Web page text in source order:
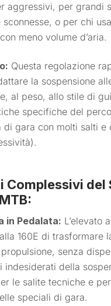
aggressivi, per grandi
sconnesse, o per chi
meno volume d’aria.
Questa regolazione
la sospensione
al peso, allo stile di
specifiche del
di gara con molti salti e
Complessivi
in Pedalata: L’elevato
160E di trasformare
senza
indesiderati della
le salite tecniche e
speciali di gara.